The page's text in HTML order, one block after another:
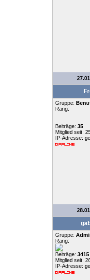
Gruppe:
Rang:
Beiträge: 35
Mitglied seit:
IP-Adresse:
Gruppe:
Rang:
Beiträge: 3415
Mitglied seit:
IP-Adresse: